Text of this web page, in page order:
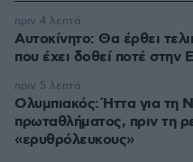
Αυτοκίνητο: Θα έρθει
που έχει δοθεί ποτέ στην
πριν 4 λεπτά
Ολυμπιακός: Ήττα για τη
πρωταθλήματος, πριν τη
«ερυθρόλευκους»
πριν 5 λεπτά